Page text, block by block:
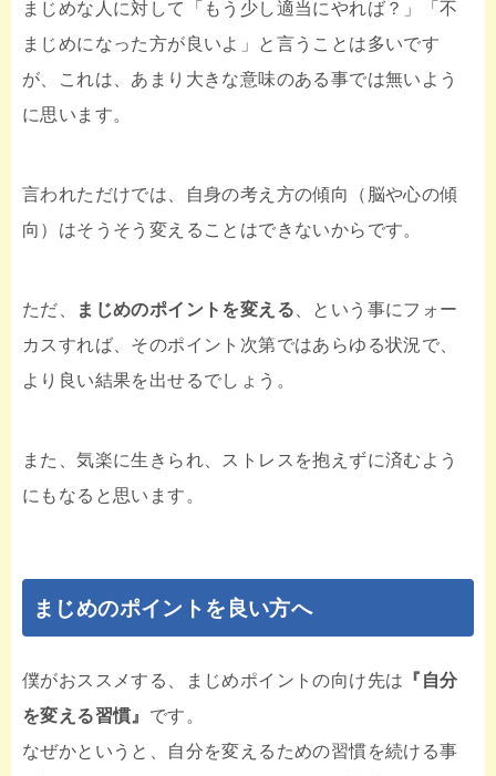
まじめな人に対して「もう少し適当にやれば？」「不
まじめになった方が良いよ」と言うことは多いです
が、これは、あまり大きな意味のある事では無いよう
に思います。
言われただけでは、自身の考え方の傾向（脳や心の傾
向）はそうそう変えることはできないからです。
ただ、 まじめのポイントを変える、という事にフォー
カスすれば、そのポイント次第ではあらゆる状況で、
より良い結果を出せるでしょう。
また、気楽に生きられ、ストレスを抱えずに済むよう
にもなると思います。
まじめのポイントを良い方へ
僕がおススメする、まじめポイントの向け先は 『自分
を変える習慣』 です。
なぜかというと、自分を変えるための習慣を続ける事